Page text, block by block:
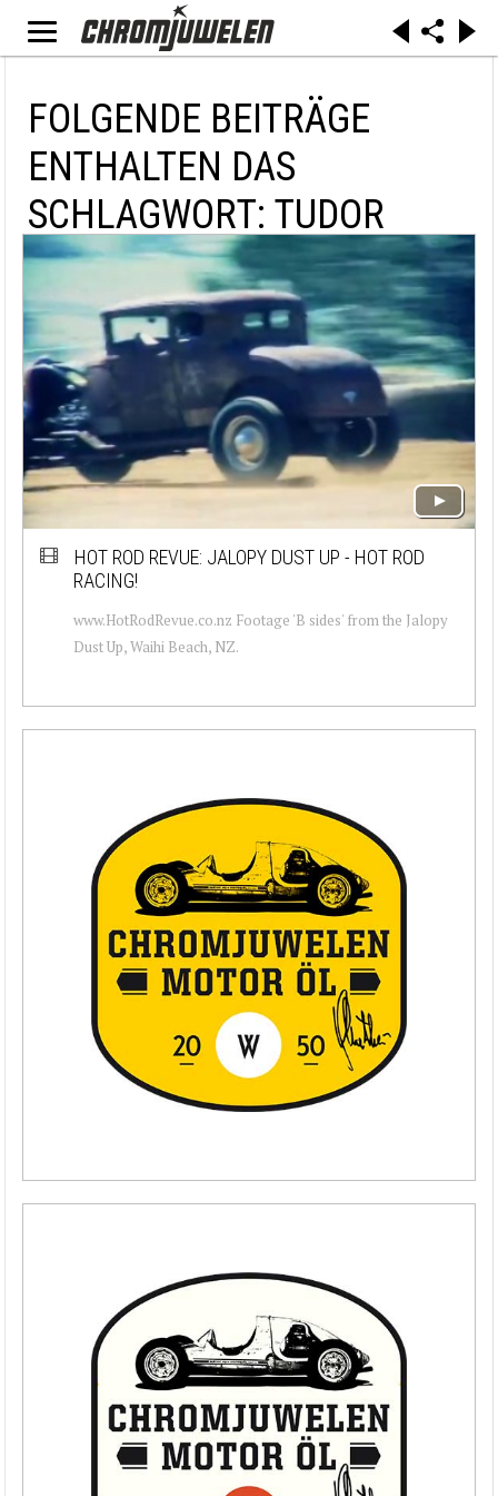
FOLGENDE BEITRÄGE
ENTHALTEN DAS
SCHLAGWORT: TUDOR
HOT ROD REVUE: JALOPY DUST UP - HOT ROD
RACING!
www.HotRodRevue.co.nz Footage 'B sides' from the Jalopy
Dust Up, Waihi Beach, NZ.